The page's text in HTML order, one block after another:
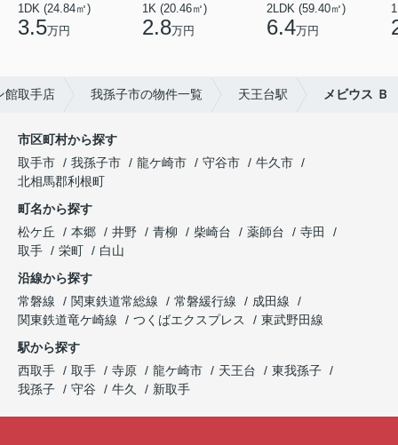
1DK (24.84㎡)
3.5万円
1K (20.46㎡)
2.8万円
2LDK (59.40㎡)
6.4万円
館取手店 我孫子市の物件一覧 天王台駅 メビウス Ｂ
市区町村から探す
取手市
我孫子市 龍ケ崎市 守谷市
牛久市
北相馬郡利根町
町名から探す
松ケ丘
本郷 井野 青柳 柴崎台 薬師台
寺田
取手
栄町
白山
沿線から探す
常磐線
関東鉄道常総線 常磐緩行線
成田線
関東鉄道竜ケ崎線
つくばエクスプレス
東武野田線
駅から探す
西取手
取手 寺原 龍ケ崎市 天王台
東我孫子
我孫子
守谷 牛久 新取手